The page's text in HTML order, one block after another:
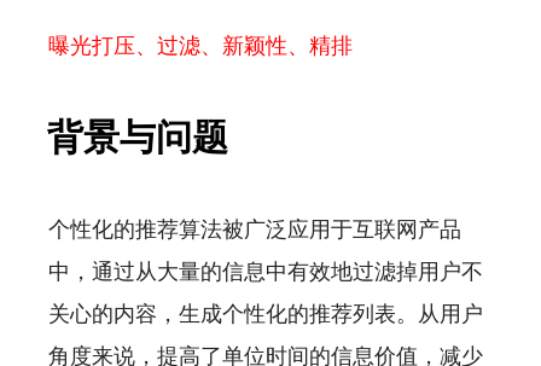
曝光打压、过滤、新颖性、精排
背景与问题
个性化的推荐算法被广泛应用于互联网产品
中，通过从大量的信息中有效地过滤掉用户不
关心的内容，生成个性化的推荐列表。从用户
角度来说，提高了单位时间的信息价值，减少